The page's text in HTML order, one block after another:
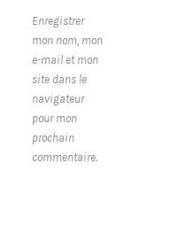
Enregistrer
mon nom, mon
e-mail et mon
site dans le
navigateur
pour mon
prochain
commentaire.